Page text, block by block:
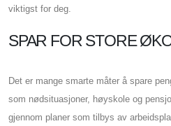
viktigst for deg.
SPAR FOR STORE
Det er mange smarte måter å spare
som nødsituasjoner, høyskole og
gjennom planer som tilbys av